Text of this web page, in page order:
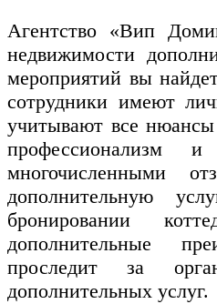
Агентство «Вип
недвижимости
мероприятий вы
сотрудники имеют
учитывают все
профессионализм
многочисленными
дополнительную
бронировании
дополнительные
проследит за
дополнительных услуг.